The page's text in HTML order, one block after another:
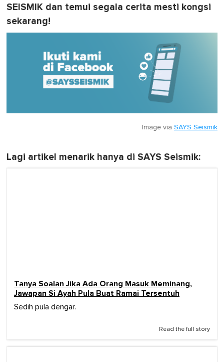
SEISMIK dan temui segala cerita mesti kongsi
sekarang!
Image via SAYS Seismik
Lagi artikel menarik hanya di SAYS Seismik:
Tanya Soalan Jika Ada Orang Masuk Meminang,
Jawapan Si Ayah Pula Buat Ramai Tersentuh
Sedih pula dengar.
Read the full story